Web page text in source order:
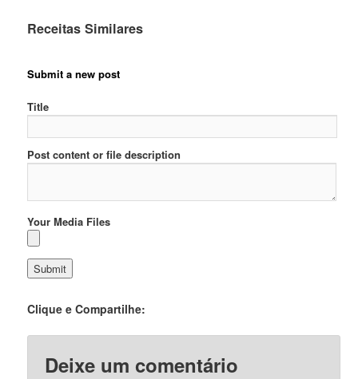
Receitas Similares
Submit a new post
Title
Post content or file description
Your Media Files
Clique e Compartilhe:
Deixe um comentário